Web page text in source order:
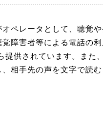
ペレータとして、聴覚
障害者等による電話の
提供されています。また
相手先の声を文字で読む